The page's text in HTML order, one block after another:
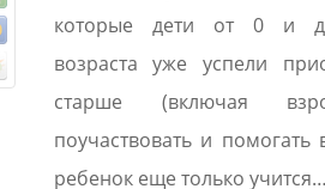
которые дети от 0 и
возраста уже успели
старше (включая
поучаствовать и помогать
ребенок еще только учится…